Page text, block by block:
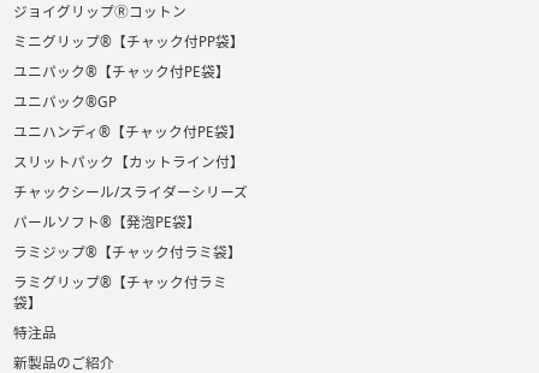
ジョイグリップⓇコットン
ミニグリップ®【チャック付PP袋】
ユニパック®【チャック付PE袋】
ユニパック®GP
ユニハンディ®【チャック付PE袋】
スリットパック【カットライン付】
チャックシール/スライダーシリーズ
パールソフト®【発泡PE袋】
ラミジップ®【チャック付ラミ袋】
ラミグリップ®【チャック付ラミ
袋】
特注品
新製品のご紹介